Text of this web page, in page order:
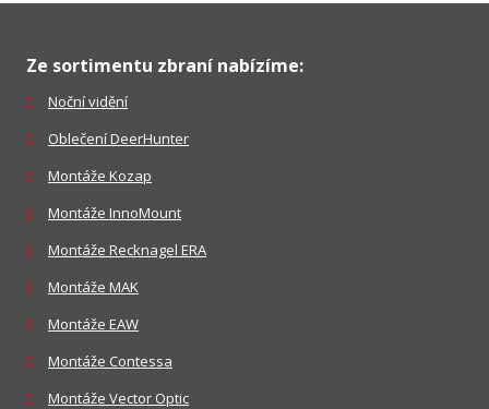
Ze sortimentu zbraní nabízíme:
Noční vidění
Oblečení DeerHunter
Montáže Kozap
Montáže InnoMount
Montáže Recknagel ERA
Montáže MAK
Montáže EAW
Montáže Contessa
Montáže Vector Optic